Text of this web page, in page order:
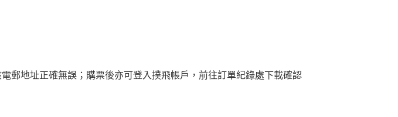
郵地址正確無誤；購票後亦可登入撲飛帳戶，前往訂單紀錄處下載確認